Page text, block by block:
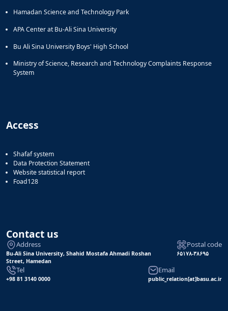
Hamadan Science and Technology Park
APA Center at Bu-Ali Sina University
Bu Ali Sina University Boys' High School
Ministry of Science, Research and Technology Complaints Response
System
Access
Shafaf system
Data Protection Statement
Website statistical report
Foad128
Contact us
Address
Bu-Ali Sina University, Shahid Mostafa Ahmadi Roshan
Street, Hamedan
Postal code
۶۵۱۷۸-۳۸۶۹۵
Tel
+98 81 3140 0000
Email
public_relation[at]basu.ac.ir